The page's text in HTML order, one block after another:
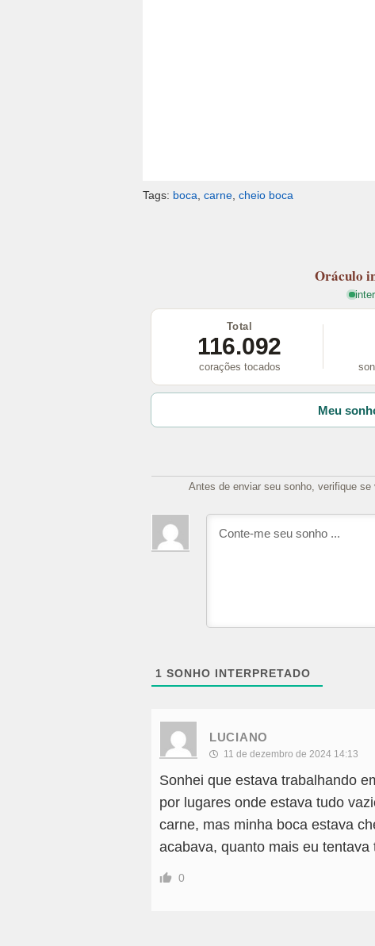
Tags: boca, carne, cheio boca
Oráculo
Total
116.092
corações tocados
Meu
Antes de enviar seu sonho, verifique
1 SONHO INTERPRETADO
LUCIANO
11 de dezembro de 2024 14:13
Sonhei que estava trabalhando
por lugares onde estava tudo
carne, mas minha boca estava
acabava, quanto mais eu
0